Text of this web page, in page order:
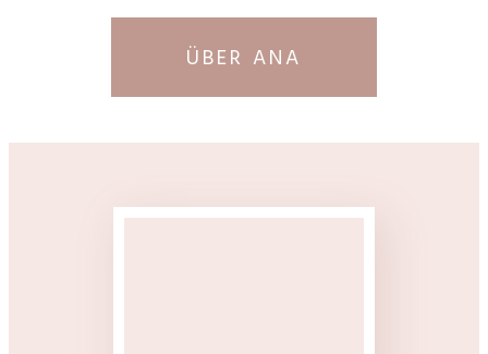
ÜBER ANA